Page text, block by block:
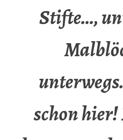
Stifte…,
schon